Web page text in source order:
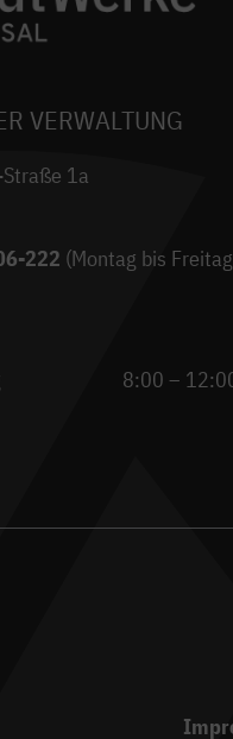
VERWALTUNG
1a
222 (Montag bis
8:00 –